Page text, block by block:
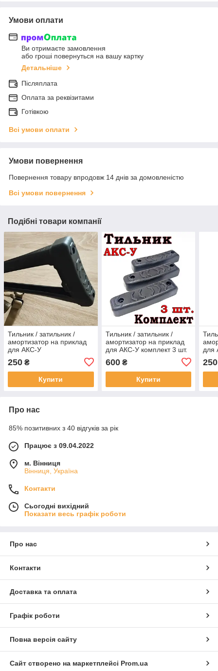
Умови оплати
Ви отримаєте замовлення
або гроші повернуться на вашу картку
Детальніше
Післяплата
Оплата за реквізитами
Готівкою
Всі умови оплати
Умови повернення
Повернення товару впродовж 14 днів за домовленістю
Всі умови повернення
Подібні товари компанії
Тильник / затильник /
амортизатор на приклад
для АКС-У
250 ₴
Купити
Тильник / затильник /
амортизатор на приклад
для АКС-У комплект 3 шт.
600₴
Купити
для
250
Про нас
85% позитивних з 40 відгуків за рік
Працює з 09.04.2022
м. Вінниця
Вінниця, Україна
Контакти
Сьогодні вихідний
Показати весь графік роботи
Про нас
Контакти
Доставка та оплата
Графік роботи
Повна версія сайту
Сайт створено на маркетплейсі Prom.ua